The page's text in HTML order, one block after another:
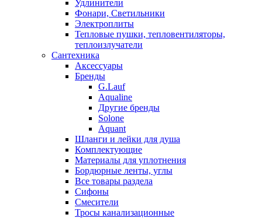
Удлинители
Фонари, Светильники
Электроплиты
Тепловые пушки, тепловентиляторы,
теплоизлучатели
Сантехника
Аксессуары
Бренды
G.Lauf
Aqualine
Другие бренды
Solone
Aquant
Шланги и лейки для душа
Комплектующие
Материалы для уплотнения
Бордюрные ленты, углы
Все товары раздела
Сифоны
Смесители
Тросы канализационные